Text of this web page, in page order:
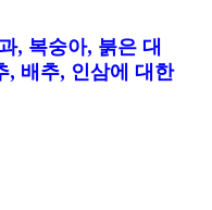
, 복숭아, 붉은 대
, 배추, 인삼에 대한